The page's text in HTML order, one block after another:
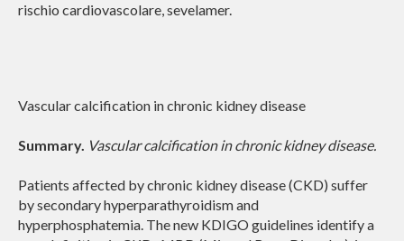
rischio cardiovascolare, sevelamer.
Vascular calcification in chronic kidney disease
Summary. Vascular calcification in chronic kidney disease.
Patients affected by chronic kidney disease (CKD) suffer
by secondary hyperparathyroidism and
hyperphosphatemia. The new KDIGO guidelines identify a